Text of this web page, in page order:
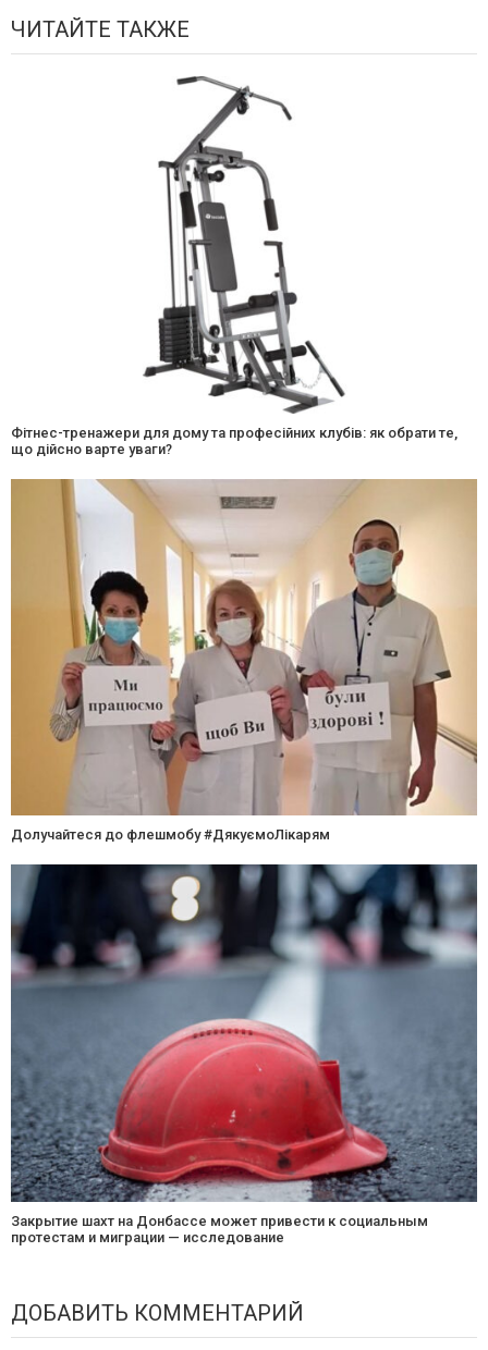
ЧИТАЙТЕ ТАКЖЕ
Фітнес-тренажери для дому та професійних клубів: як обрати те,
що дійсно варте уваги?
Долучайтеся до флешмобу #ДякуємоЛікарям
Закрытие шахт на Донбассе может привести к социальным
протестам и миграции — исследование
ДОБАВИТЬ КОММЕНТАРИЙ